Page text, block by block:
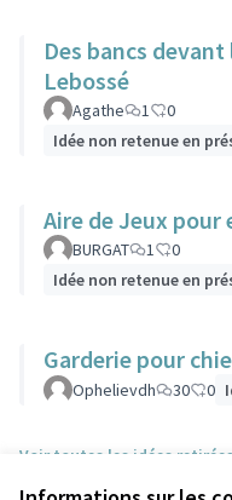
Des bancs
Lebossé
Agathe 1
0
Idée non retenue en
Aire de Jeux
BURGAT 1
0
Idée non retenue en
Garderie pour
Ophelievdh 30 0
Voir toutes les idées retirées